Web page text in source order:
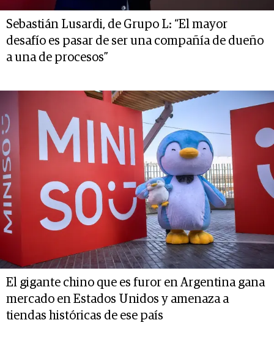
Sebastián Lusardi, de Grupo L: “El mayor
desafío es pasar de ser una compañía de dueño
a una de procesos”
El gigante chino que es furor en Argentina gana
mercado en Estados Unidos y amenaza a
tiendas históricas de ese país